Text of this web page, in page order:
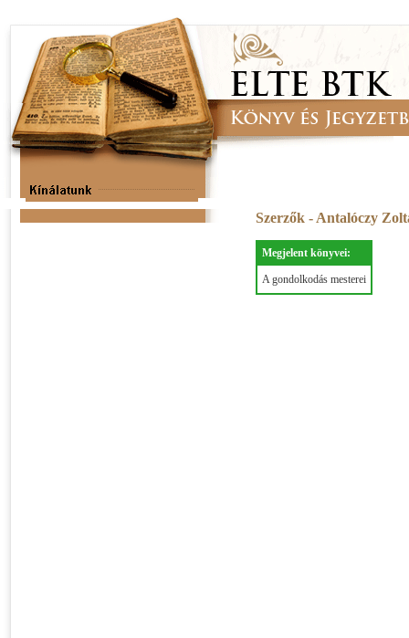
Szerzők - Antalóczy
Megjelent könyvei:
A gondolkodás mesterei